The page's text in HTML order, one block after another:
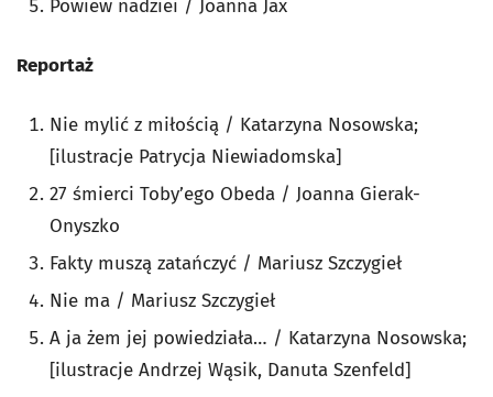
Powiew nadziei / Joanna Jax
Reportaż
Nie mylić z miłością / Katarzyna Nosowska;
[ilustracje Patrycja Niewiadomska]
27 śmierci Toby’ego Obeda / Joanna Gierak-
Onyszko
Fakty muszą zatańczyć / Mariusz Szczygieł
Nie ma / Mariusz Szczygieł
A ja żem jej powiedziała… / Katarzyna Nosowska;
[ilustracje Andrzej Wąsik, Danuta Szenfeld]